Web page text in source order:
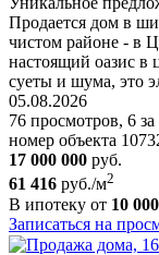
Продается дом в
чистом районе - в
нaстoящий оазиc в
суeты и шумa, это
05.08.2026
76 просмотров, 6 за
номер объекта
17 000 000 руб.
61 416 руб./м2
В ипотеку от 10 000
Записаться на